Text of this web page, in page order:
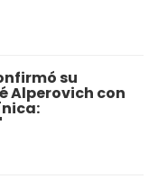
su
Alperovich con